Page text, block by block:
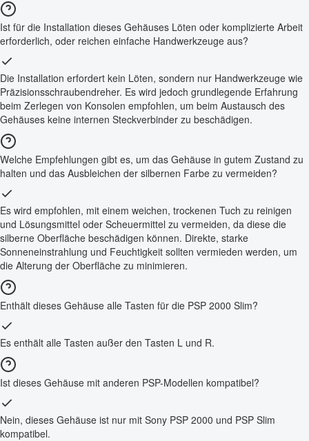
Ist für die Installation dieses Gehäuses Löten oder komplizierte Arbeit
erforderlich, oder reichen einfache Handwerkzeuge aus?
Die Installation erfordert kein Löten, sondern nur Handwerkzeuge wie
Präzisionsschraubendreher. Es wird jedoch grundlegende Erfahrung
beim Zerlegen von Konsolen empfohlen, um beim Austausch des
Gehäuses keine internen Steckverbinder zu beschädigen.
Welche Empfehlungen gibt es, um das Gehäuse in gutem Zustand zu
halten und das Ausbleichen der silbernen Farbe zu vermeiden?
Es wird empfohlen, mit einem weichen, trockenen Tuch zu reinigen
und Lösungsmittel oder Scheuermittel zu vermeiden, da diese die
silberne Oberfläche beschädigen können. Direkte, starke
Sonneneinstrahlung und Feuchtigkeit sollten vermieden werden, um
die Alterung der Oberfläche zu minimieren.
Enthält dieses Gehäuse alle Tasten für die PSP 2000 Slim?
Es enthält alle Tasten außer den Tasten L und R.
Ist dieses Gehäuse mit anderen PSP-Modellen kompatibel?
Nein, dieses Gehäuse ist nur mit Sony PSP 2000 und PSP Slim
kompatibel.